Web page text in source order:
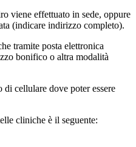
viene effettuato in sede, oppure
(indicare indirizzo completo).
tramite posta elettronica
bonifico o altra modalità
di cellulare dove poter essere
cliniche è il seguente: